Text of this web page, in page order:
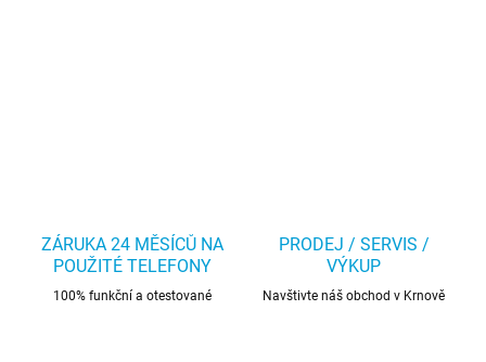
ZÁRUKA 24 MĚSÍCŮ NA
POUŽITÉ TELEFONY
100% funkční a otestované
PRODEJ / SERVIS /
VÝKUP
Navštivte náš obchod v Krnově